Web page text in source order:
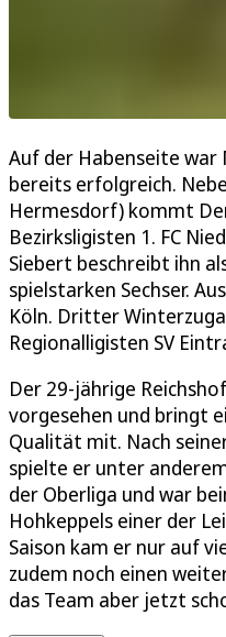
Auf der Habenseite
bereits erfolgreich.
Hermesdorf) kommt
Bezirksligisten 1. FC
Siebert beschreibt ihn
spielstarken Sechser.
Köln. Dritter
Regionalligisten SV
Der 29-jährige
vorgesehen und bringt
Qualität mit. Nach
spielte er unter
der Oberliga und war
Hohkeppels einer der
Saison kam er nur auf
zudem noch einen
das Team aber jetzt